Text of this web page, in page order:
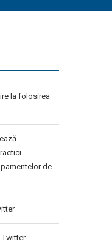
la folosirea
de
Twitter